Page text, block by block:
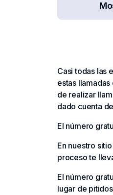
Casi todas las
estas
de realizar
dado cuenta
El número
En nuestro
proceso te
El número
lugar de